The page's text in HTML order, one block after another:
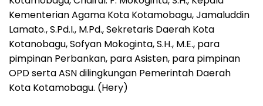
Kementerian Agama Kota Kotamobagu, Jamaluddin
Lamato., S.Pd.I., M.Pd., Sekretaris Daerah Kota
Kotanobagu, Sofyan Mokoginta, S.H., M.E., para
pimpinan Perbankan, para Asisten, para pimpinan
OPD serta ASN dilingkungan Pemerintah Daerah
Kota Kotamobagu. (Hery)